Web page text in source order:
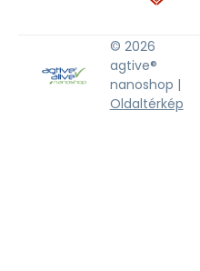
© 2026
agtive®
nanoshop |
Oldaltérkép